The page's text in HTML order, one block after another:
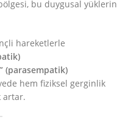
bu duygusal yüklerin
hareketlerle
(parasempatik)
hem fiziksel gerginlik
artar.